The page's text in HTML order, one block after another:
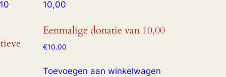
Eenmalige donatie van 10,00
€10.00
Toevoegen aan winkelwagen